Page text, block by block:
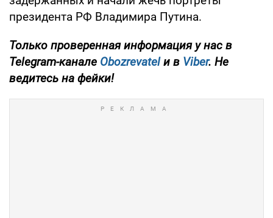
президента РФ Владимира Путина.
Только проверенная информация у нас в
Telegram-канале Obozrevatelи в Viber. Не
ведитесь на фейки!